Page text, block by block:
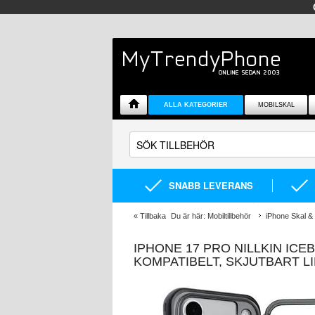
ALLA KATEGORIER MOBILSKAL
SNABB LEVERANS
« Tillbaka Du är här: Mobiltillbehör iPhone Skal &
IPHONE 17 PRO NILLKIN
KOMPATIBELT, SKJUTBART